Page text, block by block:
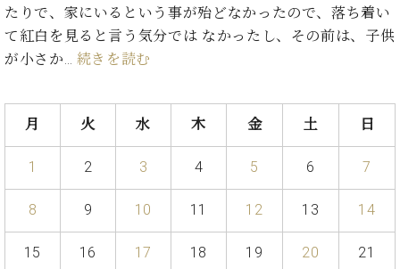
サ
ー
ト /
C.
ヒ
シ
ュ
イ
ジ
技
術
ド
ピ
ア
る
シ
ュ
イ
秘
イ
ン
ラ
ド
各
店
か
の
た
い！
学
録
た
い！
と
い
ベ
ヒ
シ
ン・
サ
ン
員
たりで、家にいるという事が殆どなかったので、落ち着い
て紅白を見ると言う気分では なかったし、その前は、子供
が小さか… 続きを読む
月 火 水 木 金 土 日
1 2 3 4 5 6 7
8 9 10 11 12 13 14
15 16 17 18 19 20 21